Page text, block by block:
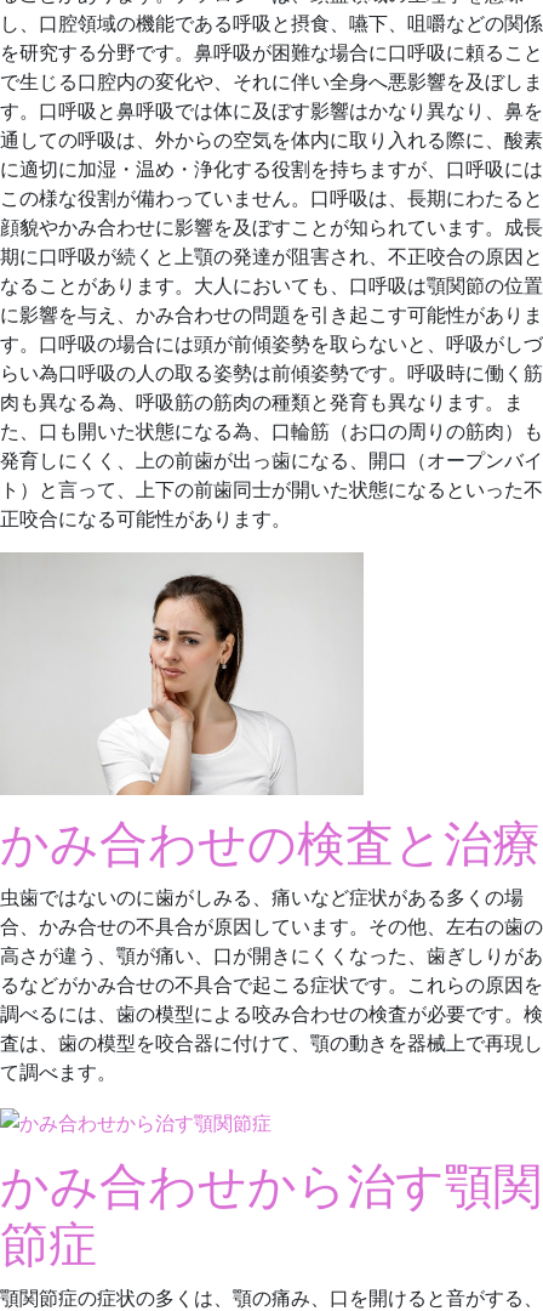
し、口腔領域の機能である呼吸と摂食、嚥下、咀嚼などの関係
を研究する分野です。鼻呼吸が困難な場合に口呼吸に頼ること
で生じる口腔内の変化や、それに伴い全身へ悪影響を及ぼしま
す。口呼吸と鼻呼吸では体に及ぼす影響はかなり異なり、鼻を
通しての呼吸は、外からの空気を体内に取り入れる際に、酸素
に適切に加湿・温め・浄化する役割を持ちますが、口呼吸には
この様な役割が備わっていません。口呼吸は、長期にわたると
顔貌やかみ合わせに影響を及ぼすことが知られています。成長
期に口呼吸が続くと上顎の発達が阻害され、不正咬合の原因と
なることがあります。大人においても、口呼吸は顎関節の位置
に影響を与え、かみ合わせの問題を引き起こす可能性がありま
す。口呼吸の場合には頭が前傾姿勢を取らないと、呼吸がしづ
らい為口呼吸の人の取る姿勢は前傾姿勢です。呼吸時に働く筋
肉も異なる為、呼吸筋の筋肉の種類と発育も異なります。ま
た、口も開いた状態になる為、口輪筋（お口の周りの筋肉）も
発育しにくく、上の前歯が出っ歯になる、開口（オープンバイ
ト）と言って、上下の前歯同士が開いた状態になるといった不
正咬合になる可能性があります。
かみ合わせの検査と治療
虫歯ではないのに歯がしみる、痛いなど症状がある多くの場
合、かみ合せの不具合が原因しています。その他、左右の歯の
高さが違う、顎が痛い、口が開きにくくなった、歯ぎしりがあ
るなどがかみ合せの不具合で起こる症状です。これらの原因を
調べるには、歯の模型による咬み合わせの検査が必要です。検
査は、歯の模型を咬合器に付けて、顎の動きを器械上で再現し
て調べます。
かみ合わせから治す顎関
節症
顎関節症の症状の多くは、顎の痛み、口を開けると音がする、